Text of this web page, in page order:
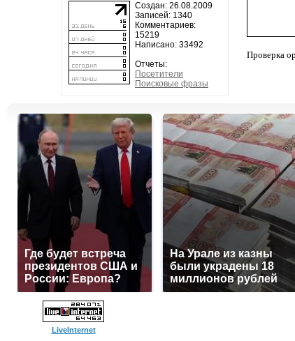
Создан: 26.08.2009
Записей: 1340
Комментариев:
15219
Написано: 33492
Отчеты:
Посетители
Поисковые фразы
Проверка
Где будет встреча
президентов США и
России: Европа?
На Урале из казны
были украдены 18
миллионов рублей
LiveInternet